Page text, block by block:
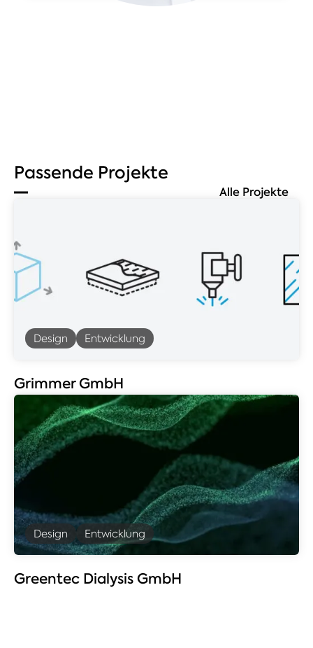
Passende Projekte
Alle Projekte
Design Entwicklung
Grimmer GmbH
Design Entwicklung
Greentec Dialysis GmbH